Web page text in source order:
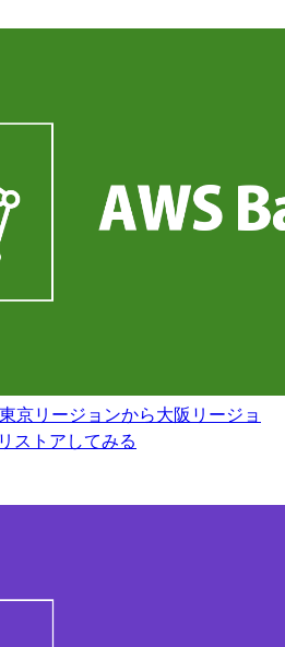
京リージョンから大阪リージョ
ストアしてみる